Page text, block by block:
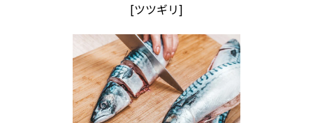
[ツツギリ]